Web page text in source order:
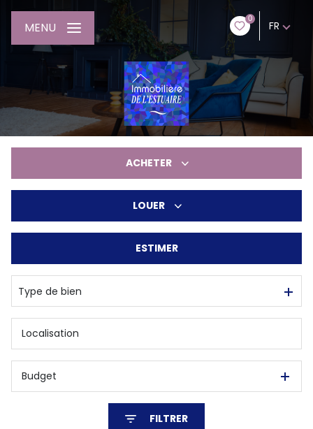
0
FR
MENU
ACHETER
De l'immo pro
LOUER
ESTIMER
Type de bien
Budget
FILTRER